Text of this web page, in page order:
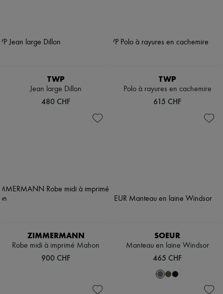
TWP
Jean large Dillon
480 CHF
TWP
Polo à rayures en cachemire
615 CHF
ZIMMERMANN
Robe midi à imprimé Mahon
900 CHF
SOEUR
Manteau en laine Windsor
465 CHF